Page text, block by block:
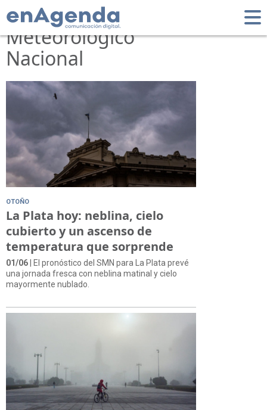
Tag: Servicio
Meteorológico
Nacional
OTOÑO
La Plata hoy: neblina, cielo
cubierto y un ascenso de
temperatura que sorprende
01/06 | El pronóstico del SMN para La Plata prevé
una jornada fresca con neblina matinal y cielo
mayormente nublado.